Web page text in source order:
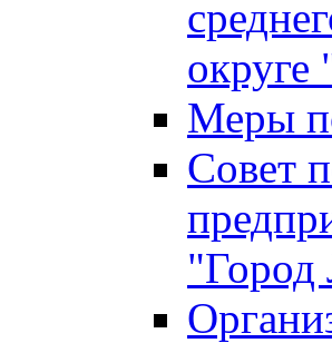
Меры
Совет
"Город